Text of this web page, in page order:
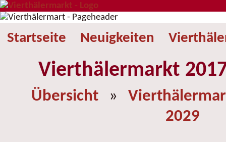
Startseite Neuigkeiten
Vierthälermarkt
Übersicht »
2029